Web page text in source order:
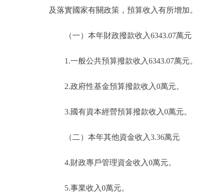
及落實國家有關政策，預算收入有所增加。
（一）本年財政撥款收入6343.07萬元
1.一般公共預算撥款收入6343.07萬元。
2.政府性基金預算撥款收入0萬元。
3.國有資本經營預算撥款收入0萬元。
（二）本年其他資金收入3.36萬元
4.財政專戶管理資金收入0萬元。
5.事業收入0萬元。